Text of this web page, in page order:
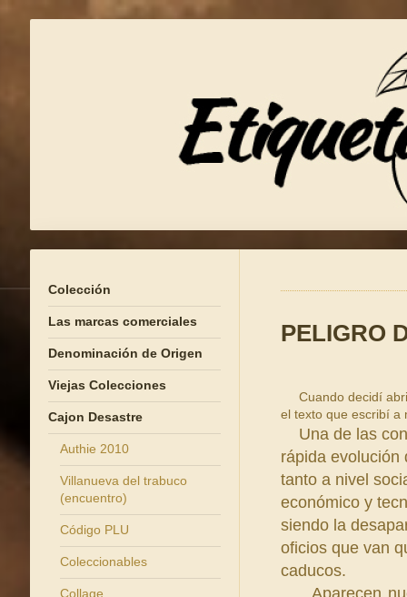
Colección
Las marcas comerciales
Denominación de Origen
Viejas Colecciones
Cajon Desastre
Authie 2010
Villanueva del trabuco
(encuentro)
Código PLU
Coleccionables
Collage
PELIGRO
Cuando decidí
el texto que escribí a
Una de las
rápida evolución
tanto a nivel
económico y
siendo la
oficios que van
caducos.
Aparecen